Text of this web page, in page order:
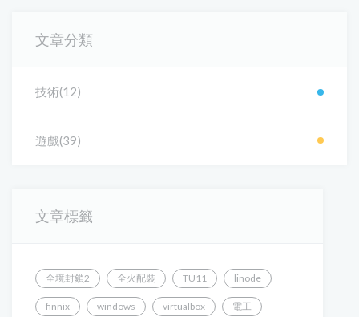
文章分類
技術(12)
遊戲(39)
文章標籤
全境封鎖2 全火配裝 TU11 linode
finnix windows virtualbox 電工